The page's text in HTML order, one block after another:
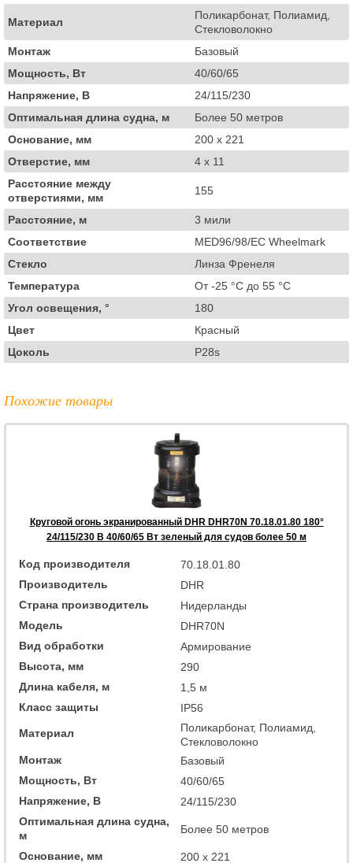
Материал
Поликарбонат, Полиамид,
Стекловолокно
Монтаж
Базовый
Мощность, Вт
40/60/65
Напряжение, В
24/115/230
Оптимальная длина судна, м
Более 50 метров
Основание, мм
200 x 221
Отверстие, мм
4 x 11
Расстояние между
отверстиями, мм
155
Расстояние, м
3 мили
Соответствие
MED96/98/EC Wheelmark
Стекло
Линза Френеля
Температура
От -25 °C до 55 °C
Угол освещения, °
180
Цвет
Красный
Цоколь
P28s
Похожие товары
Круговой огонь экранированный DHR DHR70N 70.18.01.80 180°
24/115/230 В 40/60/65 Вт зеленый для судов более 50 м
Код производителя
70.18.01.80
Производитель
DHR
Страна производитель
Нидерланды
Модель
DHR70N
Вид обработки
Армирование
Высота, мм
290
Длина кабеля, м
1,5 м
Класс защиты
IP56
Материал
Поликарбонат, Полиамид,
Стекловолокно
Монтаж
Базовый
Мощность, Вт
40/60/65
Напряжение, В
24/115/230
Оптимальная длина судна,
м
Более 50 метров
Основание, мм 200 x 221